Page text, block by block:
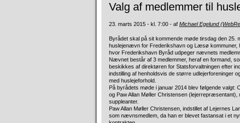
Valg af medlemmer til
23. marts 2015 - kl. 7:00 - af Michael Egelund
Byrådet skal på sit kommende møde tirsdag den
huslejenævn for Frederikshavn og Læsø kommuner,
hvor Frederikshavn Byråd udpeger nævnets
Nævnet består af 3 medlemmer, heraf en formand,
beskikkes af direktøren for Statsforvaltningen efter
indstilling af henholdsvis de større udlejerforeninger
med huslejeforhold.
På byrådets møde i januar 2014 blev følgende
og Paw Allan Møller Christensen
suppleanter.
Paw Allan Møller Christensen, indstillet af Lejernes
som nævnsmedlem, da han er blevet fastansat i et